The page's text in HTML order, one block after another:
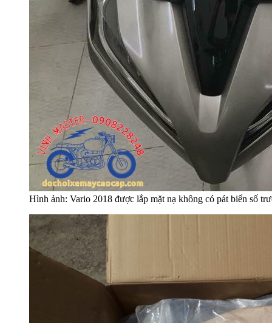
Hình ảnh: Vario 2018 được lắp mặt nạ không có pát biển số